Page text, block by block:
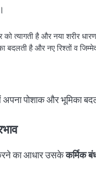
को त्यागती है और नया शरीर
बदलती है और नए रिश्तों व
पोशाक और भूमिका
का आधार उसकेकर्मिक